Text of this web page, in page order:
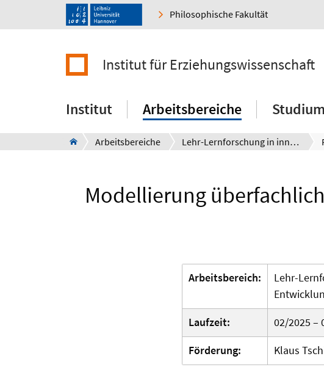
Philosophische Fakultät
Institut für Erziehungswissenschaft
Institut Arbeitsbereiche Studium
Arbeitsbereiche Lehr-Lernforschung in innovativen außerschulischen Lern- und Entwicklungsräumen
Modellierung
Arbeitsbereich: Lehr-
Laufzeit:
02/2025 –
Förderung:
Klaus